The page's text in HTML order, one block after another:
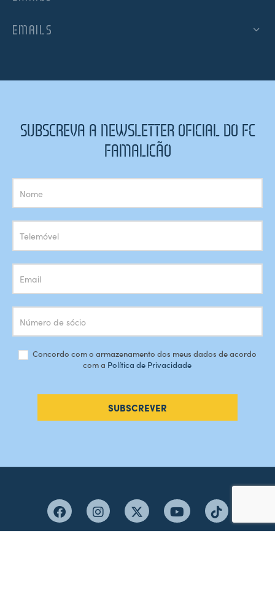
EMAILS
SUBSCREVA A NEWSLETTER OFICIAL DO FC
FAMALICÃO
Subscrição
Newsletter
Concordo com o armazenamento dos meus dados de acordo
com a Política de Privacidade
SUBSCREVER